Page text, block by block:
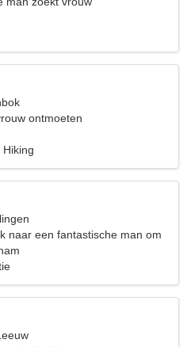
ontmoeten
naar een fantastische man om